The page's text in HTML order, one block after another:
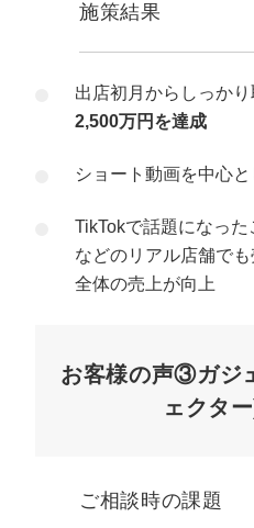
施策結果
出店初月からしっか
2,500万円を達成
ショート動画を中心
TikTokで話題になっ
などのリアル店舗で
全体の売上が向上
お客様の声③ガジ
ェクタ
ご相談時の課題